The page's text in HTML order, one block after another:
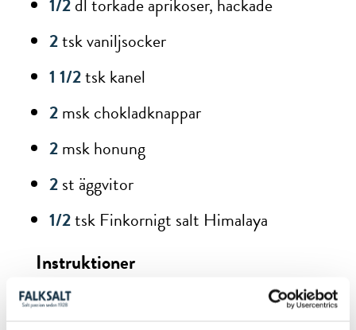
2tsk vaniljsocker
1 1/2tsk kanel
2msk chokladknappar
2msk honung
2st äggvitor
1/2tsk Finkornigt salt Himalaya
Instruktioner
1
Sätt ugnen på 150°C. Blanda